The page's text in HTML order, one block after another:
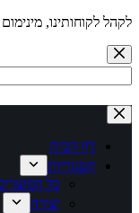
לקהל לקוחותינו, מינימום הזמנה
Skip
to
content
No
results
דף הבית
קטגוריות
כל
יצירה